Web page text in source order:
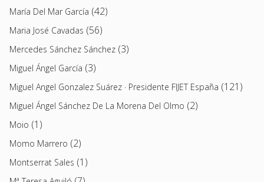
María Del Mar García (42)
Maria José Cavadas (56)
Mercedes Sánchez Sánchez (3)
Miguel Ángel García (3)
Miguel Angel Gonzalez Suárez · Presidente FIJET España (121)
Miguel Ángel Sánchez De La Morena Del Olmo (2)
Moio (1)
Momo Marrero (2)
Montserrat Sales (1)